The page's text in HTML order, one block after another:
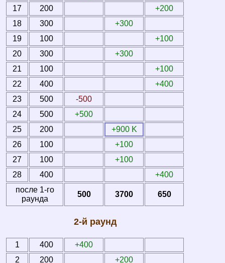
17
200
+200
18
300
+300
19
100
+100
20
300
+300
21
100
+100
22
400
+400
23
500
-500
24
500
+500
25
200
+900 K
26
100
+100
27
100
+100
28
400
+400
после 1-го
раунда
500 3700 650
2-й раунд
1 400
+400
2
200
+200